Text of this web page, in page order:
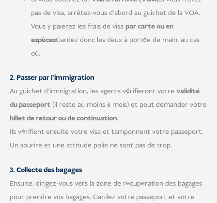
pas de visa, arrêtez-vous d'abord au guichet de la VOA.
Vous y paierez les frais de visa par carte ou en
espècesGardez donc les deux à portée de main, au cas
où.
2. Passer par l'immigration
Au guichet d'immigration, les agents vérifieront votre validité
du passeport (il reste au moins 6 mois) et peut demander votre
billet de retour ou de continuation.
Ils vérifient ensuite votre visa et tamponnent votre passeport.
Un sourire et une attitude polie ne sont pas de trop.
3. Collecte des bagages
Ensuite, dirigez-vous vers la zone de récupération des bagages
pour prendre vos bagages. Gardez votre passeport et votre